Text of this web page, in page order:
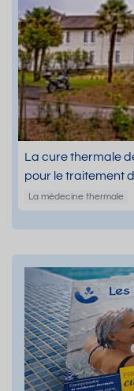
La cure thermale
pour le traitement
La médecine thermale